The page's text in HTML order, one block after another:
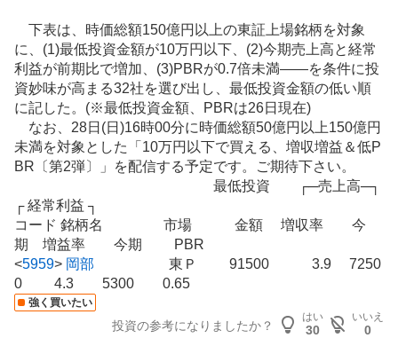
下表は、時価総額150億円以上の東証上場銘柄を対象
に、(1)最低投資金額が10万円以下、(2)今期売上高と経常
利益が前期比で増加、(3)PBRが0.7倍未満――を条件に投
資妙味が高まる32社を選び出し、最低投資金額の低い順
に記した。(※最低投資金額、PBRは26日現在)
なお、28日(日)16時00分に時価総額50億円以上150億円
未満を対象とした「10万円以下で買える、増収増益＆低P
BR〔第2弾〕」を配信する予定です。ご期待下さい。
最低投資 ┌─売上高─┐
┌ 経常利益 ┐
コード 銘柄名 市場 金額 増収率 今
期 増益率 今期 PBR
<5959> 岡部 東Ｐ 91500 3.9 7250
0 4.3 5300 0.65
強く買いたい
投資の参考になりましたか？
はい
30
いいえ
0